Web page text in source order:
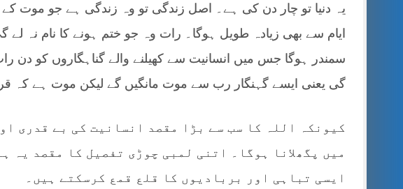
یہ دنیا تو چار دن کی ہے۔ اصل زندگی تو وہ زندگی ہے جو موت کے
ایام سے بھی زیادہ طویل ہوگا۔ رات وہ جو ختم ہونے کا نام نہ
سمندر ہوگا جس میں انسانیت سے کھیلنے والے گناہگاروں کو دن رات
گی یعنی ایسے گہنگار رب سے موت مانگیں گے لیکن موت ہے کہ
کیونکہ اللہ کا سب سے بڑا مقصد انسانیت کی بے قدری
میں پگھلانا ہوگا۔ اتنی لمبی چوڑی تفصیل کا مقصد یہ
ایسی تباہی اور بربادیوں کا قلع قمع کرسکتے ہیں۔